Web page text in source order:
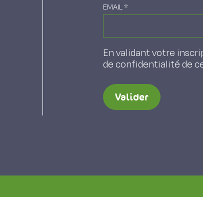
EMAIL*
En validant votre
de confidentialité de
Valider